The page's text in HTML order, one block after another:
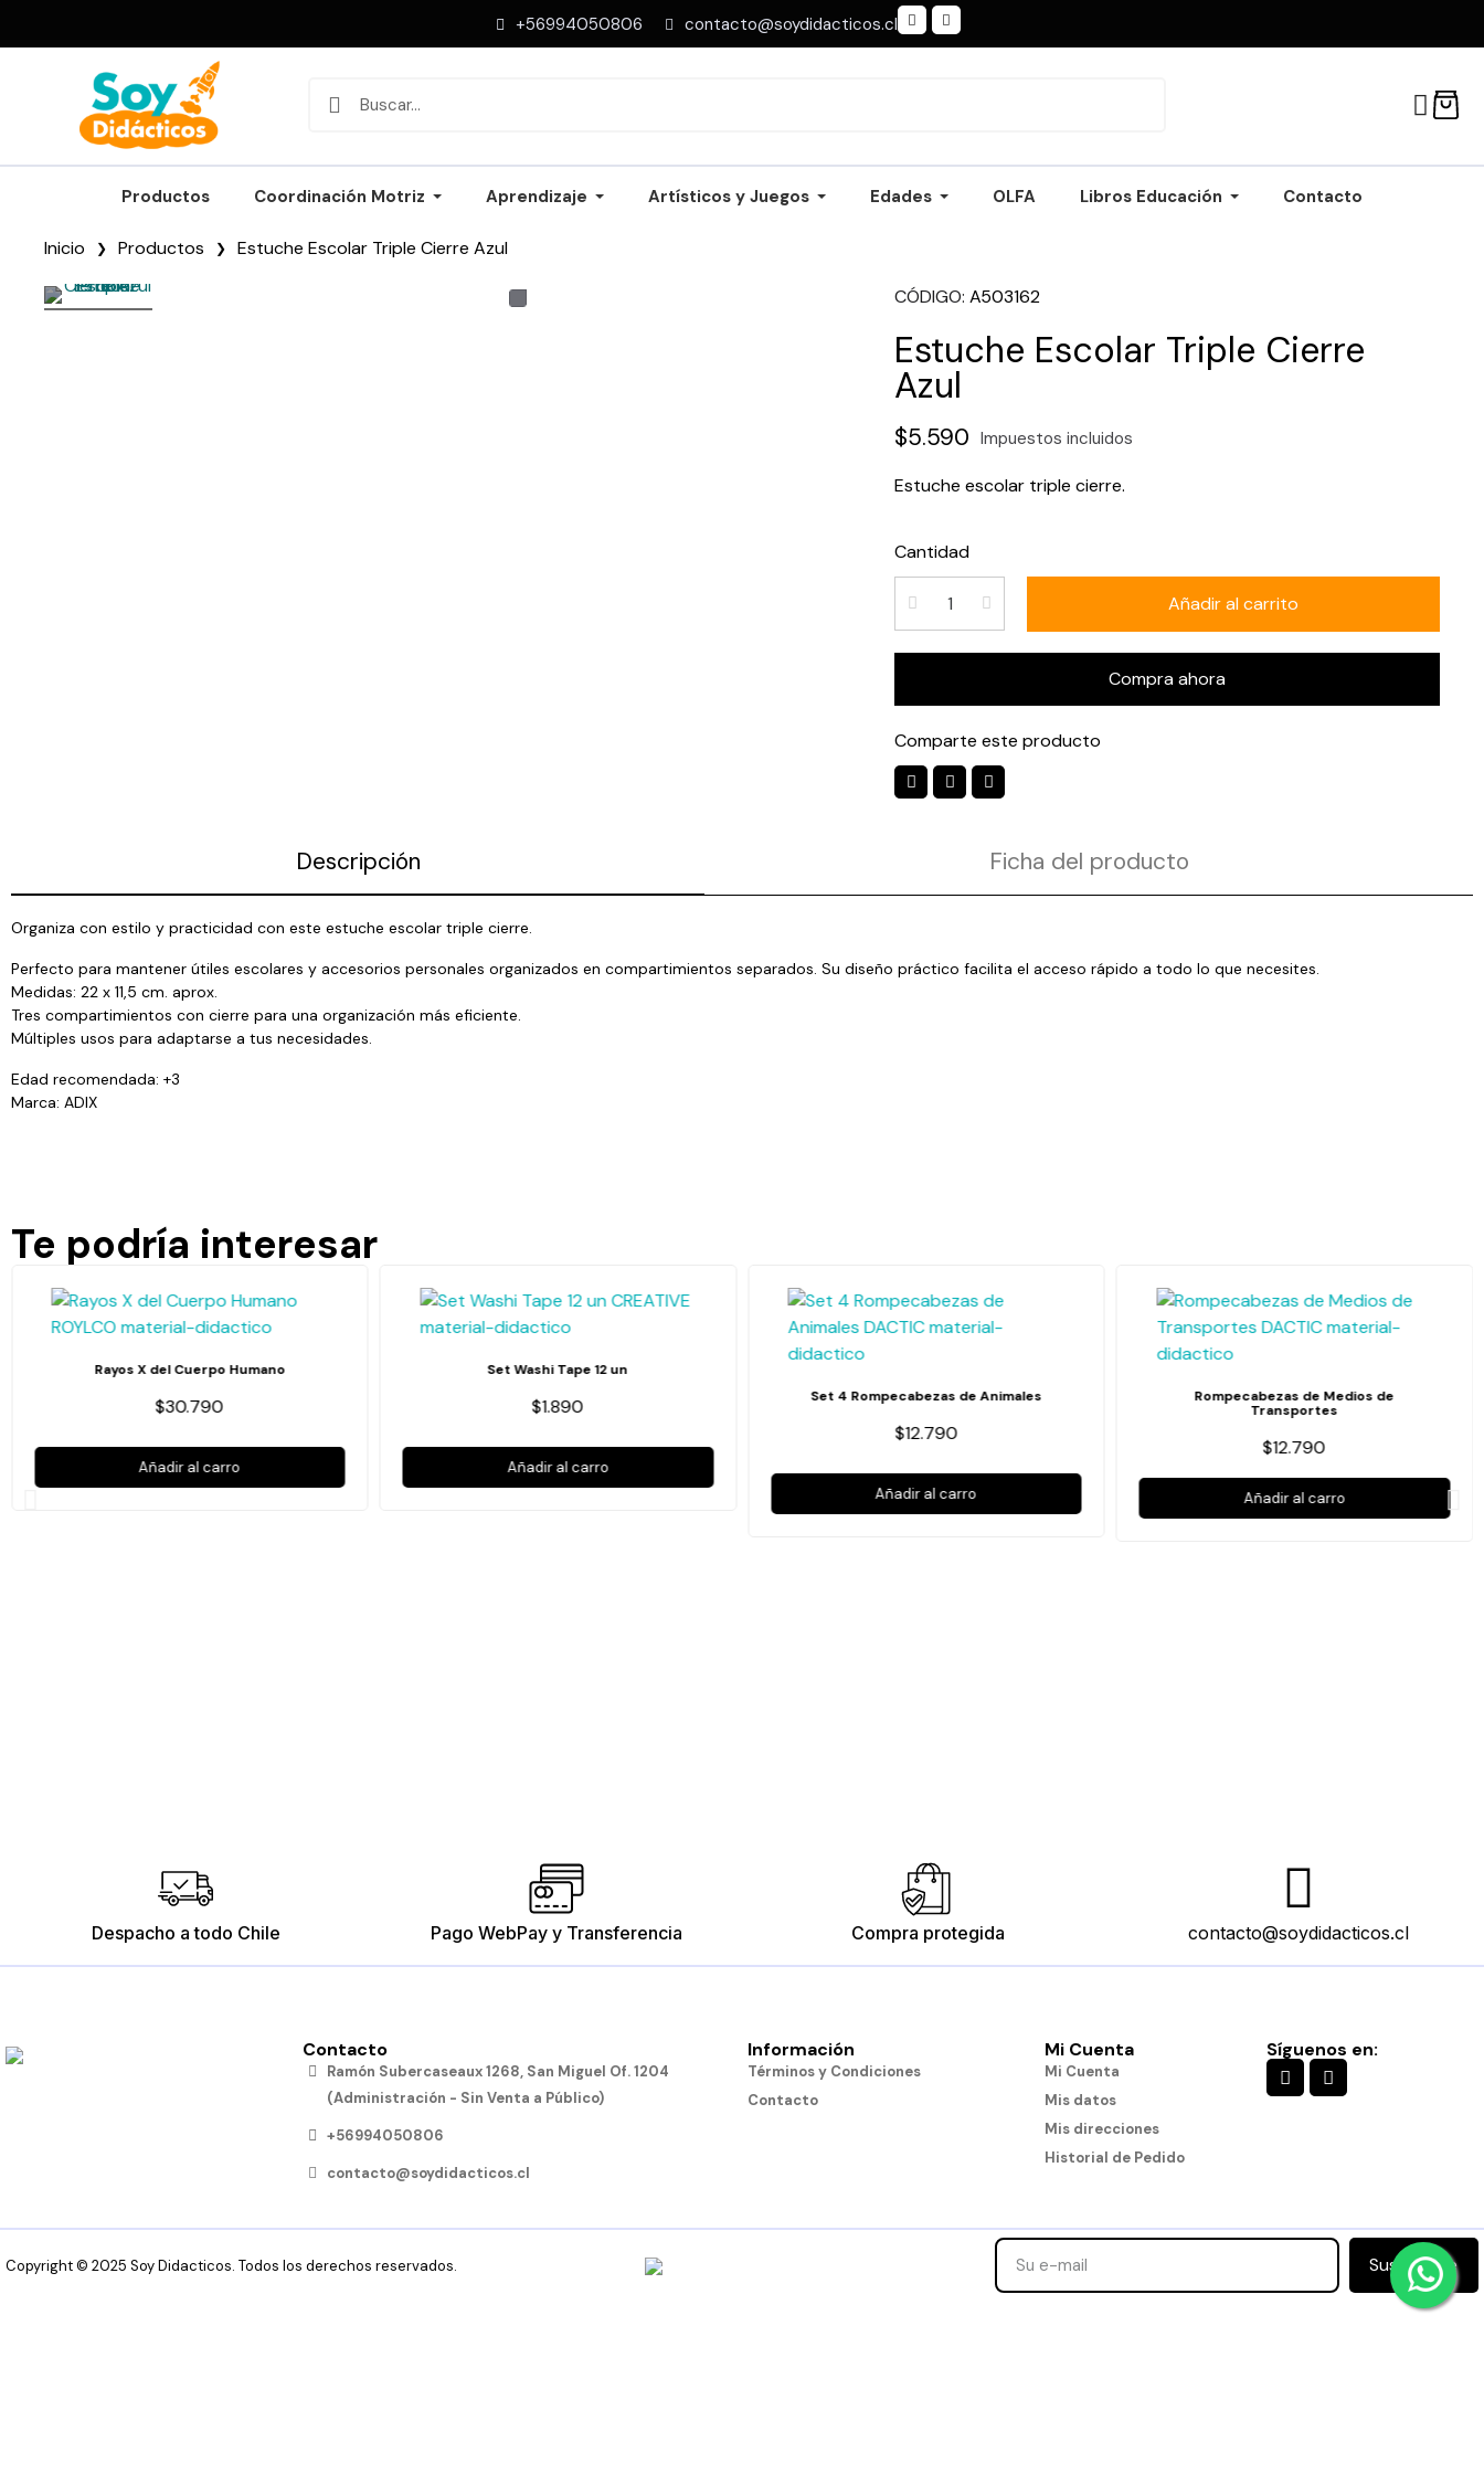
+56994050806 contacto@soydidacticos.cl
Productos Coordinación Motriz Aprendizaje Artísticos y Juegos Edades OLFA Libros Educación Contacto
Inicio Productos Estuche Escolar Triple Cierre Azul
CÓDIGO A503162
Estuche Escolar Triple Cierre
Azul
$5.590 Impuestos incluidos
Estuche escolar triple cierre.
Cantidad
Añadir al carrito
Compra ahora
Comparte este producto
Descripción Ficha del producto
Organiza con estilo y practicidad con este estuche escolar triple cierre.
Perfecto para mantener útiles escolares y accesorios personales organizados en compartimientos separados. Su diseño práctico facilita el acceso rápido a todo lo que necesites.
Medidas: 22 x 11,5 cm. aprox.
Tres compartimientos con cierre para una organización más eficiente.
Múltiples usos para adaptarse a tus necesidades.
Edad recomendada: +3
Marca: ADIX
Te podría interesar
Rayos X del Cuerpo Humano
$30.790
Añadir al carro
Set Washi Tape 12 un
$1.890
Añadir al carro
Set 4 Rompecabezas de Animales
$12.790
Añadir al carro
Rompecabezas de Medios de
Transportes
$12.790
Añadir al carro
Despacho a todo Chile Pago WebPay y Transferencia Compra protegida contacto@soydidacticos.cl
Contacto
Ramón Subercaseaux 1268, San Miguel Of. 1204
(Administración - Sin Venta a Público)
+56994050806
contacto@soydidacticos.cl
Información
Términos y Condiciones
Contacto
Mi Cuenta
Mi Cuenta
Mis datos
Mis direcciones
Historial de Pedido
Síguenos en:
Copyright © 2025 Soy Didacticos. Todos los derechos reservados. Suscribirse